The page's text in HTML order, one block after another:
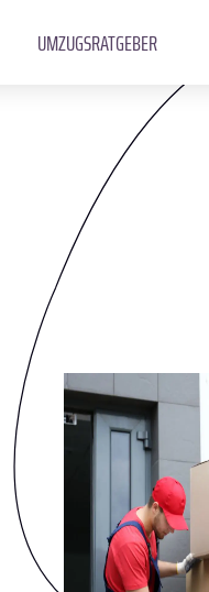
UMZUGSRATGEBER